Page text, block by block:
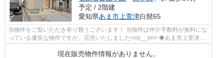
予定 / 2階建
愛知県あま市 上萱津白髭65
当物件をご覧いただき有り難うございます！ 当物件は仲介手数料が無料にな
っている優良な物件ですが、完売いたしました<m(__)m> ◆あま市上萱津白
髭でのマイホーム購入で費用...
現在販売物件情報がありません。